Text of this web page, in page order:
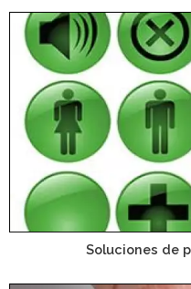
Soluciones de